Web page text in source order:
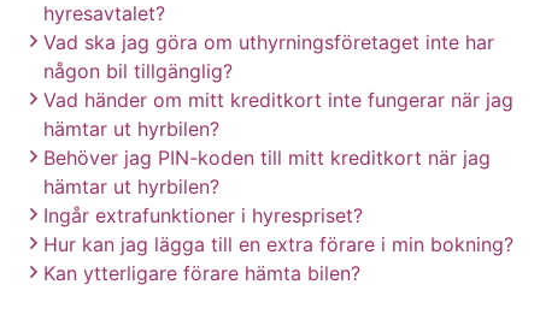
hyresavtalet?
Vad ska jag göra om uthyrningsföretaget inte har
någon bil tillgänglig?
Vad händer om mitt kreditkort inte fungerar när jag
hämtar ut hyrbilen?
Behöver jag PIN-koden till mitt kreditkort när jag
hämtar ut hyrbilen?
Ingår extrafunktioner i hyrespriset?
Hur kan jag lägga till en extra förare i min bokning?
Kan ytterligare förare hämta bilen?